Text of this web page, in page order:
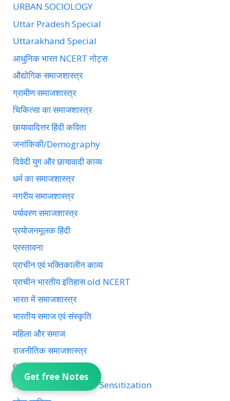
Get free Notes
URBAN SOCIOLOGY
Uttar Pradesh Special
Uttarakhand Special
आधुनिक भारत NCERT नोट्स
औद्योगिक समाजशास्त्र
ग्रामीण समाजशास्त्र
चिकित्सा का समाजशास्त्र
छायावादित्तर हिंदी कविता
जनांकिकी/Demography
दिवेदी युग और छायावादी काव्य
धर्म का समाजशास्त्र
नगरीय समाजशास्त्र
पर्यावरण समाजशास्त्र
प्रयोजनमूलक हिंदी
प्रस्तावना
प्राचीन एवं भक्तिकालीन काव्य
प्राचीन भारतीय इतिहास old NCERT
भारत में समाजशास्त्र
भारतीय समाज एवं संस्कृति
महिला और समाज
राजनीतिक समाजशास्त्र
रितिकालीन काव्य
लैंगिक संवेदीकरण Gender Sensitization